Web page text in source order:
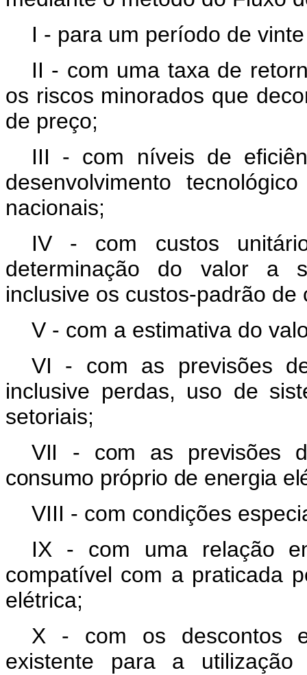
I - para um período de
II - com uma taxa de
os riscos minorados que
de preço;
III - com níveis de
desenvolvimento
nacionais;
IV - com custos
determinação do valor a
inclusive os custos-padrão de
V - com a estimativa do
VI - com as previsões
inclusive perdas, uso de
setoriais;
VII - com as previsões
consumo próprio de energia
VIII - com condições
IX - com uma relação
compatível com a praticada
elétrica;
X - com os descontos
existente para a